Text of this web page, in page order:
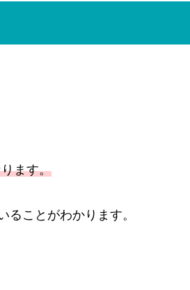
ます。
ことがわかります。